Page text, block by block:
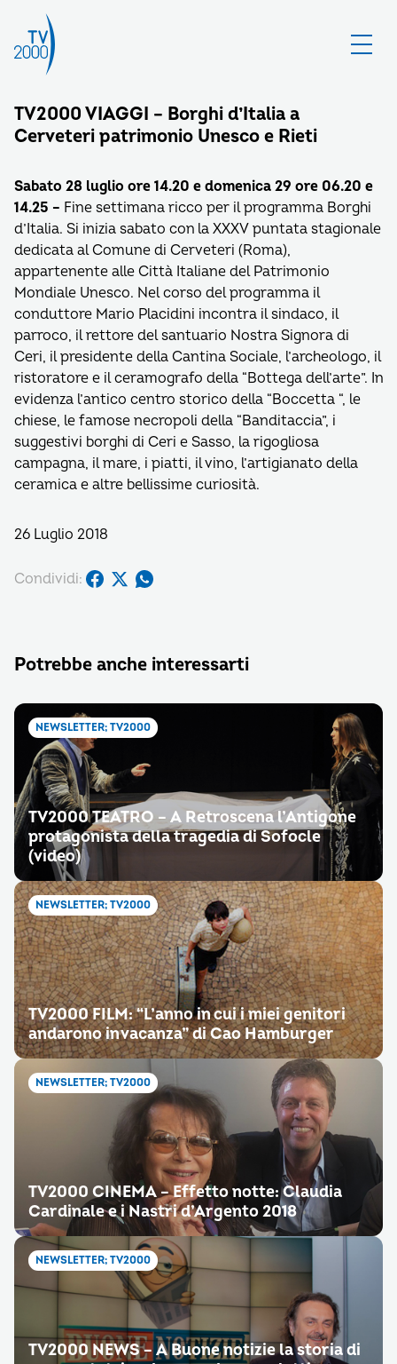
TV2000 VIAGGI – Borghi d’Italia a
Cerveteri patrimonio Unesco e Rieti
Sabato 28 luglio ore 14.20 e domenica 29 ore 06.20 e
14.25 – Fine settimana ricco per il programma Borghi
d’Italia. Si inizia sabato con la XXXV puntata stagionale
dedicata al Comune di Cerveteri (Roma),
appartenente alle Città Italiane del Patrimonio
Mondiale Unesco. Nel corso del programma il
conduttore Mario Placidini incontra il sindaco, il
parroco, il rettore del santuario Nostra Signora di
Ceri, il presidente della Cantina Sociale, l’archeologo, il
ristoratore e il ceramografo della “Bottega dell’arte”. In
evidenza l’antico centro storico della “Boccetta “, le
chiese, le famose necropoli della “Banditaccia”, i
suggestivi borghi di Ceri e Sasso, la rigogliosa
campagna, il mare, i piatti, il vino, l’artigianato della
ceramica e altre bellissime curiosità.
26 Luglio 2018
Condividi:
Potrebbe anche interessarti
NEWSLETTER; TV2000
TV2000 TEATRO – A Retroscena l’Antigone
protagonista della tragedia di Sofocle
(video)
NEWSLETTER; TV2000
TV2000 FILM: “L’anno in cui i miei genitori
andarono in vacanza” di Cao Hamburger
NEWSLETTER; TV2000
TV2000 CINEMA – Effetto notte: Claudia
Cardinale e i Nastri d’Argento 2018
NEWSLETTER; TV2000
TV2000 NEWS – A Buone notizie la storia di